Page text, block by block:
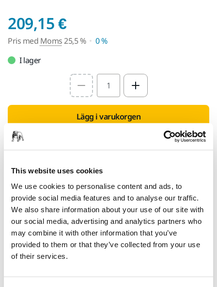
This website uses cookies
We use cookies to personalise content and ads, to
provide social media features and to analyse our traffic.
We also share information about your use of our site with
our social media, advertising and analytics partners who
may combine it with other information that you’ve
provided to them or that they’ve collected from your use
of their services.
209,15 €Pris med Moms 25,5
Pris med Moms25,5 %
0 %
I lager
Select quantity value
Lägg i varukorgen
TILLHANDAHÅLLS FÖR DIG
Leverans inom Finland (exklusive Åland)
Snabb leverans
Fri frakt över 49.90€ inkl.moms
Säker kortbetalning
Uppföljning av försändelse